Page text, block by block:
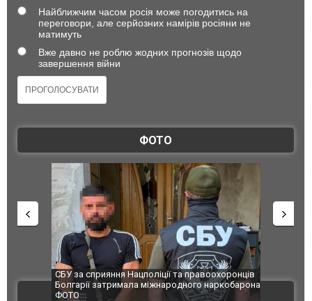
Найближчим часом росія може погодитись на
переговори, але серйозних намірів росіяни не
матимуть
Вже давно не роблю жодних прогнозів щодо
завершення війни
ФОТО
пожежі у
СБУ за сприяння Нацполіції та правоохоронців
Болгарії затримала міжнародного наркобарона.
ФОТО
Росіяни
одна
ВІДЕО